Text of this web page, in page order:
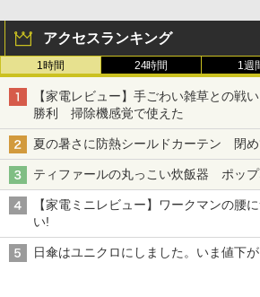
アクセスランキング
1時間 24時間 1週
【家電レビュー】手ごわい雑草との戦
勝利 掃除機感覚で使えた
夏の暑さに防熱シールドカーテン 閉
ティファールの丸っこい炊飯器 ポップ
【家電ミニレビュー】ワークマンの腰
い!
日傘はユニクロにしました。いま値下